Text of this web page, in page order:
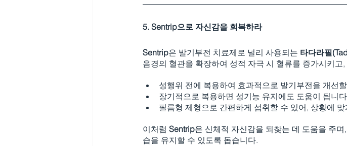
5. Sentrip으로 자신감을 회복하라
Sentrip은 발기부전 치료제로 널리 사용되는 타다라필
음경의 혈관을 확장하여 성적 자극 시 혈류를 증가시키
성행위 전에 복용하여 효과적으로 발기부전을 개선
장기적으로 복용하면 성기능 유지에도 도움이 됩니
필름형 제형으로 간편하게 섭취할 수 있어, 상황에
이처럼 Sentrip은 신체적 자신감을 되찾는 데 도움을 주
습을 유지할 수 있도록 돕습니다.